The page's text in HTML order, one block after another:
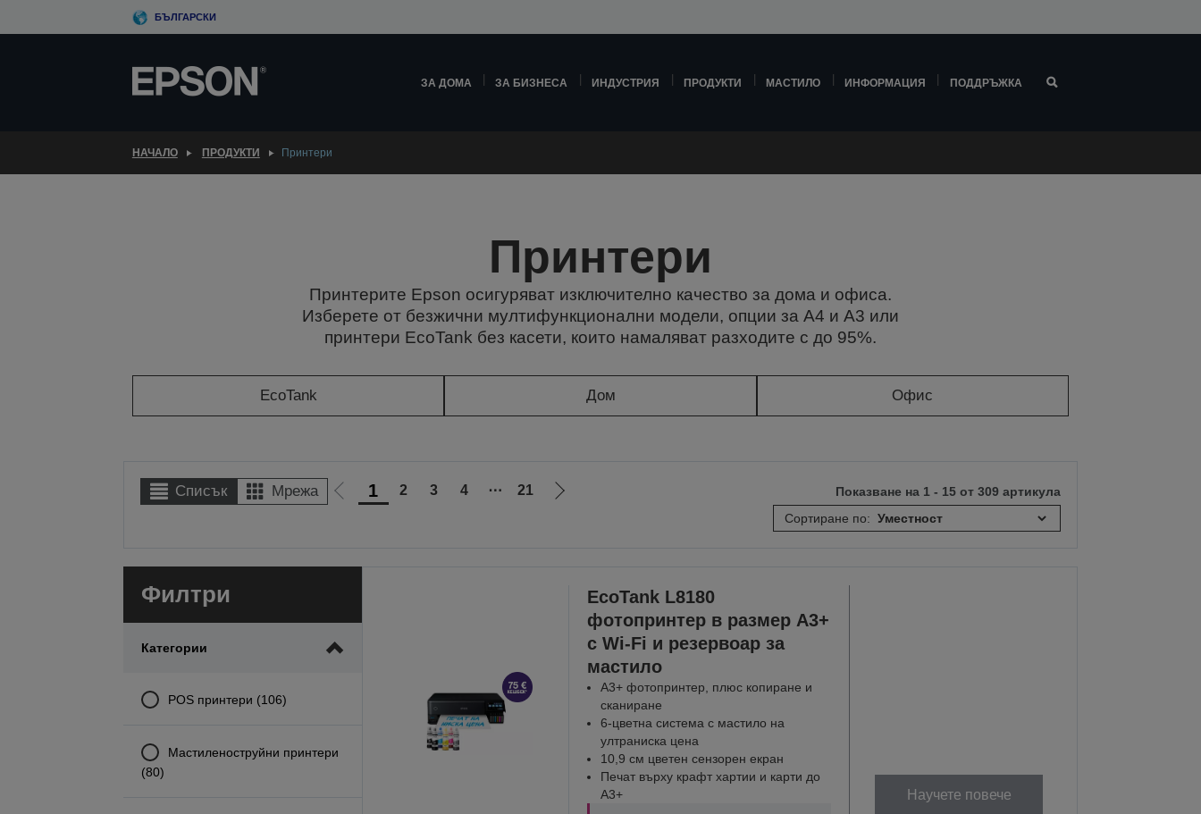
to
БЪЛГАРСКИ
ЗА ДОМА ЗА БИЗНЕСА ИНДУСТРИЯ ПРОДУКТИ МАСТИЛО ИНФОРМАЦИЯ ПОДДРЪЖКА
НАЧАЛО ПРОДУКТИ Принтери
Принтери
Принтерите Epson осигуряват изключително качество за дома и офиса.
Изберете от безжични мултифункционални модели, опции за A4 и A3 или
принтери EcoTank без касети, които намаляват разходите с до 95%.
EcoTank Дом Офис
Списък Мрежа
Отиди
1 2 3 4 ⋯ 21
Отиди
Показване на 1 - 15 от 309 артикула
Сортиране по:
Филтри
Категории
POS принтери (106)
Мастиленоструйни принтери
(80)
EcoTank L8180
фотопринтер в размер A3+
с Wi-Fi и резервоар за
мастило
A3+ фотопринтер, плюс копиране и
сканиране
6-цветна система с мастило на
ултраниска цена
10,9 см цветен сензорен екран
Печат върху крафт хартии и карти до
A3+
Научете повече